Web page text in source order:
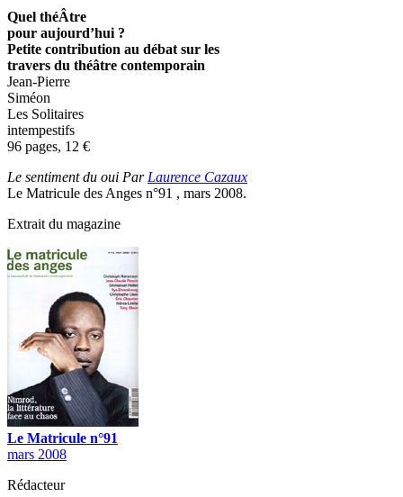
Quel théÂtre
pour aujourd’hui ?
Petite contribution au débat sur les
travers du théâtre contemporain
Jean-Pierre
Siméon
Les Solitaires
intempestifs
96 pages, 12 €
Le sentiment du oui ParLaurence Cazaux
Le Matricule des Anges n°91 , mars 2008.
Extrait du magazine
Le Matricule n°91
mars 2008
Rédacteur